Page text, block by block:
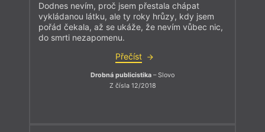
Dodnes nevím, proč jsem přestala chápat
vykládanou látku, ale ty roky hrůzy, kdy jsem
pořád čekala, až se ukáže, že nevím vůbec nic,
do smrti nezapomenu.
Přečíst
Drobná publicistika – Slovo
Z čísla 12/2018